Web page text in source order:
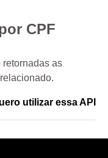
CPF
as
utilizar essa API